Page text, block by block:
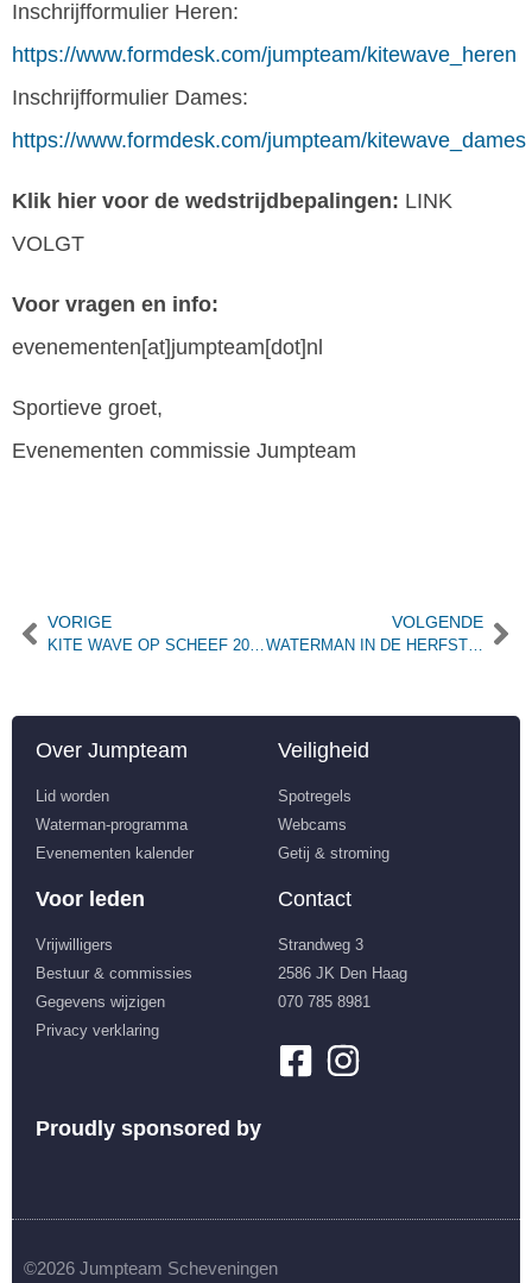
Inschrijfformulier Heren:
https://www.formdesk.com/jumpteam/kitewave_heren
Inschrijfformulier Dames:
https://www.formdesk.com/jumpteam/kitewave_dames
Klik hier voor de wedstrijdbepalingen: LINK
VOLGT
Voor vragen en info:
evenementen[at]jumpteam[dot]nl
Sportieve groet,
Evenementen commissie Jumpteam
VORIGE
KITE WAVE OP SCHEEF 2020
VOLGENDE
WATERMAN IN DE HERFSTVAKANTIE
Over Jumpteam
Lid worden
Waterman-programma
Evenementen kalender
Veiligheid
Spotregels
Webcams
Getij & stroming
Voor leden
Vrijwilligers
Bestuur & commissies
Gegevens wijzigen
Privacy verklaring
Contact
Strandweg 3
2586 JK Den Haag
070 785 8981
Proudly sponsored by
©2026 Jumpteam Scheveningen